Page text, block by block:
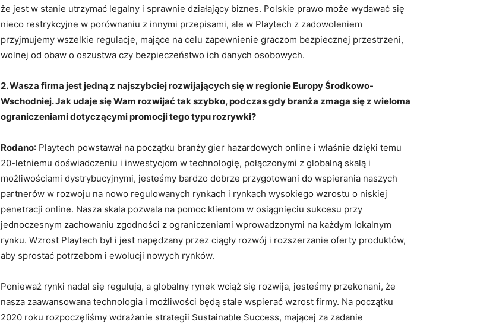
że jest w stanie utrzymać legalny i sprawnie działający biznes. Polskie prawo może wydawać się
nieco restrykcyjne w porównaniu z innymi przepisami, ale w Playtech z zadowoleniem
przyjmujemy wszelkie regulacje, mające na celu zapewnienie graczom bezpiecznej przestrzeni,
wolnej od obaw o oszustwa czy bezpieczeństwo ich danych osobowych.
2. Wasza firma jest jedną z najszybciej rozwijających się w regionie Europy Środkowo-
Wschodniej. Jak udaje się Wam rozwijać tak szybko, podczas gdy branża zmaga się z wieloma
ograniczeniami dotyczącymi promocji tego typu rozrywki?
Rodano: Playtech powstawał na początku branży gier hazardowych online i właśnie dzięki temu
20-letniemu doświadczeniu i inwestycjom w technologię, połączonymi z globalną skalą i
możliwościami dystrybucyjnymi, jesteśmy bardzo dobrze przygotowani do wspierania naszych
partnerów w rozwoju na nowo regulowanych rynkach i rynkach wysokiego wzrostu o niskiej
penetracji online. Nasza skala pozwala na pomoc klientom w osiągnięciu sukcesu przy
jednoczesnym zachowaniu zgodności z ograniczeniami wprowadzonymi na każdym lokalnym
rynku. Wzrost Playtech był i jest napędzany przez ciągły rozwój i rozszerzanie oferty produktów,
aby sprostać potrzebom i ewolucji nowych rynków.
Ponieważ rynki nadal się regulują, a globalny rynek wciąż się rozwija, jesteśmy przekonani, że
nasza zaawansowana technologia i możliwości będą stale wspierać wzrost firmy. Na początku
2020 roku rozpoczęliśmy wdrażanie strategii Sustainable Success, mającej za zadanie